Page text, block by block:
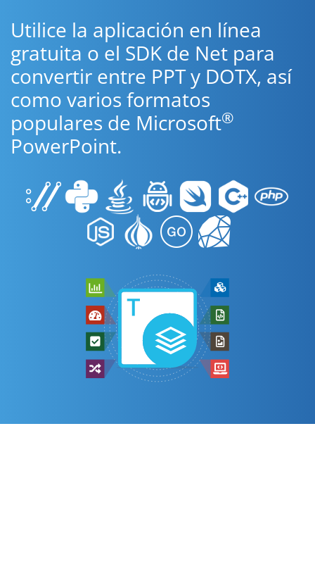
Utilice la aplicación en línea
gratuita o el SDK de Net para
convertir entre PPT y DOTX, así
como varios formatos
populares de Microsoft®
PowerPoint.